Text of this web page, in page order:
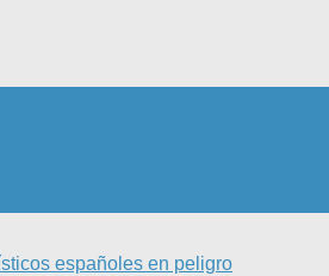
españoles en peligro